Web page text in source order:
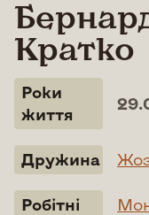
Кратко
Роки
життя
Дружина
Робітні